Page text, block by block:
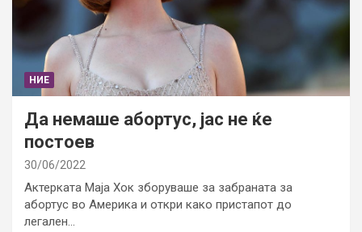
НИЕ
Да немаше абортус, јас не ќе
постоев
30/06/2022
Актерката Маја Хок зборуваше за забраната за
абортус во Америка и откри како пристапот до
легален…